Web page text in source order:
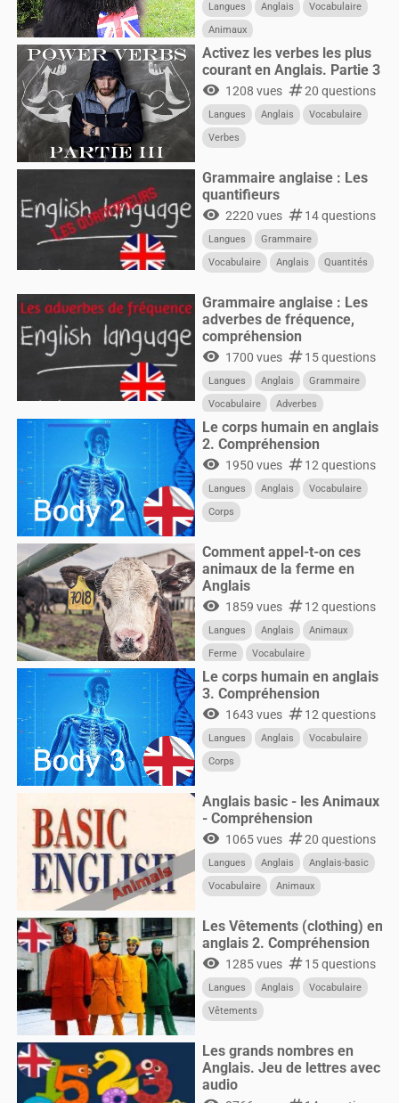
Langues Anglais
Vocabulaire
Animaux
Activez les verbes les plus
courant en Anglais. Partie 3
visibility 1208 vues numbers20 questions
Langues Anglais
Vocabulaire
Verbes
Grammaire anglaise : Les
quantifieurs
visibility 2220 vues numbers14 questions
Langues
Grammaire
Vocabulaire
Anglais
Quantités
Grammaire anglaise : Les
adverbes de fréquence,
compréhension
visibility 1700 vues numbers15 questions
Langues Anglais
Grammaire
Vocabulaire
Adverbes
Fréquence
Le corps humain en anglais
2. Compréhension
visibility 1950 vues numbers12 questions
Langues Anglais
Vocabulaire
Corps
Comment appel-t-on ces
animaux de la ferme en
Anglais
visibility 1859 vues numbers12 questions
Langues Anglais
Animaux
Ferme
Vocabulaire
Le corps humain en anglais
3. Compréhension
visibility 1643 vues numbers12 questions
Langues Anglais
Vocabulaire
Corps
Anglais basic - les Animaux
- Compréhension
visibility 1065 vues numbers20 questions
Langues Anglais
Anglais-basic
Vocabulaire
Animaux
Les Vêtements (clothing) en
anglais 2. Compréhension
visibility 1285 vues numbers15 questions
Langues Anglais
Vocabulaire
Vêtements
Les grands nombres en
Anglais. Jeu de lettres avec
audio